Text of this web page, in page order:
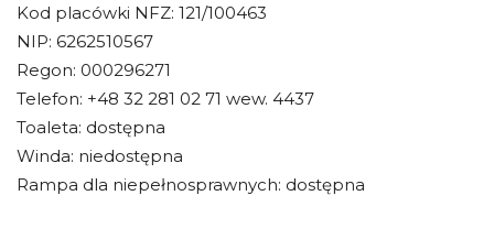
Kod placówki NFZ: 121/100463
NIP: 6262510567
Regon: 000296271
Telefon: +48 32 281 02 71 wew. 4437
Toaleta: dostępna
Winda: niedostępna
Rampa dla niepełnosprawnych: dostępna